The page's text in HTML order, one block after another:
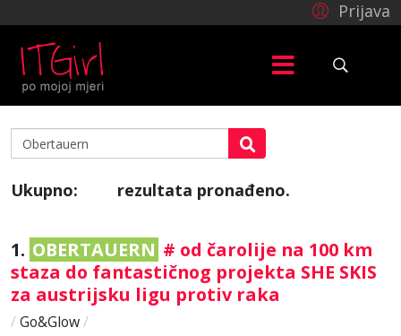
Prijava
Ukupno: rezultata pronađeno.
1. OBERTAUERN # od čarolije na 100 km
staza do fantastičnog projekta SHE SKIS
za austrijsku ligu protiv raka
/ Go&Glow/